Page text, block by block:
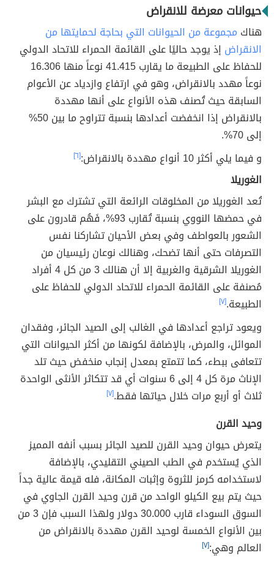
حيوانات معرضة للانقراض
هناك مجموعة من الحيوانات التي بحاجة لحمايتها من
الانقراض إذ يوجد حاليًا على القائمة الحمراء للاتحاد الدولي
للحفاظ على الطبيعة ما يقارب 41.415 نوعاً منها 16.306
نوعاً مهدد بالانقراض، وهو في ارتفاع وازدياد عن الأعوام
السابقة حيث تُصنف هذه الأنواع على أنها مهددة
بالانقراض إذا انخفضت أعدادها بنسبة تتراوح ما بين 50%
إلى 70%.
و فيما يلي أكثر 10 أنواع مهددة بالانقراض:
[٦]
الغوريلا
تُعد الغوريلا من المخلوقات الرائعة التي تشترك مع البشر
في حمضها النووي بنسبة تُقارب 93%، فَهُم قادرون على
الشعور بالعواطف وفي بعض الأحيان تشاركنا نفس
التصرفات حتى أنها تضحك، وهنالك نوعان رئيسيان من
الغوريلا الشرقية والغربية إلا أن هنالك 3 من كل 4 أفراد
مُصنفة على القائمة الحمراء للاتحاد الدولي للحفاظ على
الطبيعة.[٧]
ويعود تراجع أعدادها في الغالب إلى الصيد الجائر، وفقدان
الموائل، والمرض، بالإضافة لكونها من أكثر الحيوانات التي
تتعافى ببطء، كما تتمتع بمعدل إنجاب منخفض حيث تلد
الإناث مرة كل 4 إلى 6 سنوات أي قد تتكاثر الأنثى الواحدة
ثلاث أو أربع مرات خلال حياتها فقط.[٧]
وحيد القرن
يتعرض حيوان وحيد القرن للصيد الجائر بسبب أنفه المميز
الذي يُستخدم في الطب الصيني التقليدي، بالإضافة
لاستخدامه كرمز للثروة وإثبات المكانة، فله قيمة عالية جداً
حيث يتم بيع الكيلو الواحد من قرن وحيد القرن الجاوي في
السوق السوداء قارب 30.000 دولار ولهذا السبب فإن 3 من
بين الأنواع الخمسة لوحيد القرن مهددة بالانقراض من
العالم وهي:[٧]